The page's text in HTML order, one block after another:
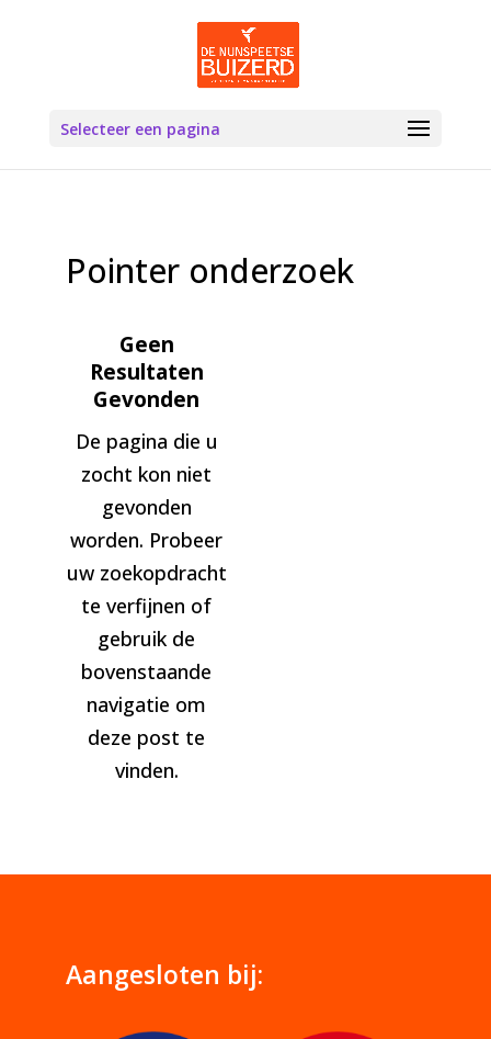
Selecteer een pagina
Pointer onderzoek
Geen
Resultaten
Gevonden
De pagina die u
zocht kon niet
gevonden
worden. Probeer
uw zoekopdracht
te verfijnen of
gebruik de
bovenstaande
navigatie om
deze post te
vinden.
Aangesloten bij: